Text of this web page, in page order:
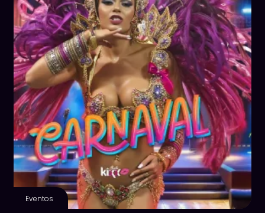
Eventos